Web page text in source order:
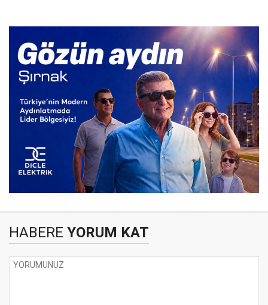
HABERE YORUM KAT